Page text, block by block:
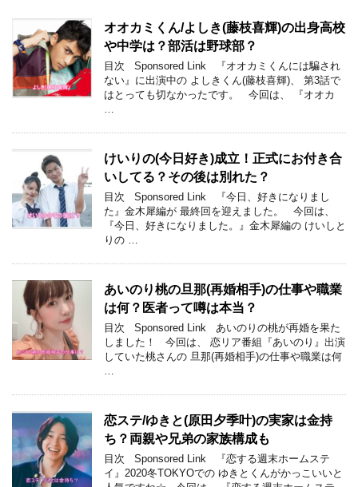
オオカミくん/よしき(藤枝喜輝)の出身高校
や中学は？部活は野球部？
目次 Sponsored Link 『オオカミくんには騙され
ない』に出演中の よしきくん(藤枝喜輝)、 第3話で
はとっても切なかったです。 今回は、 『オオカ
…
けいりの(今日好き)成立！正式にお付き合
いしてる？その後は別れた？
目次 Sponsored Link 『今日、好きになりまし
た』金木犀編が 最終回を迎えました。 今回は、
『今日、好きになりました。』金木犀編の けいしと
りの …
あいのり桃の旦那(再婚相手)の仕事や職業
は何？医者って噂は本当？
目次 Sponsored Link あいのりの桃が再婚を果た
しました！ 今回は、 恋リア番組『あいのり』出演
していた桃さんの 旦那(再婚相手)の仕事や職業は何
…
恋ステ/ゆきと(原田夕季叶)の実家は金持
ち？両親や兄弟の家族構成も
目次 Sponsored Link 『恋する週末ホームステ
イ』2020冬TOKYOでの ゆきとくんがかっこいいと